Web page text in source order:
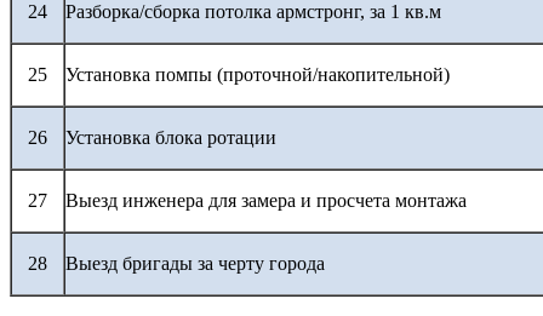
24 Разборка/сборка потолка армстронг, за 1 кв.м
25 Установка помпы (проточной/накопительной)
26 Установка блока ротации
27 Выезд инженера для замера и просчета монтажа
28 Выезд бригады за черту города